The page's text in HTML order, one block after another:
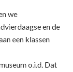
we
en de
een klassen
o.i.d. Dat